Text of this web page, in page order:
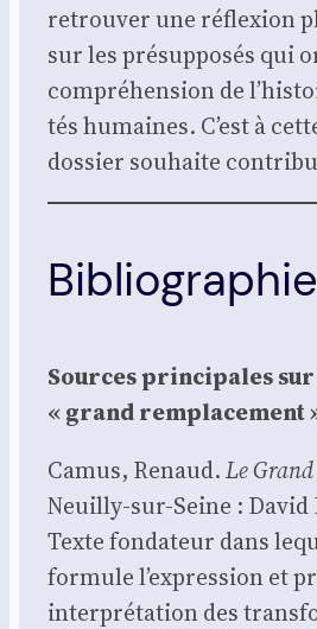
retrou­ver une réflexion
sur les pré­sup­po­sés qui
com­pré­hen­sion de
tés humaines. C’est à
dos­sier sou­haite
Bibliographie
Sources prin­ci­pales
« grand rem­pla­ce­ment
Camus, Renaud.Le
Neuilly-sur-Seine : David
Texte fon­da­teur dans
for­mule l’expression et
inter­pré­ta­tion des